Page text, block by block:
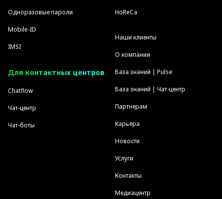
Одноразовые пароли
Mobile-ID
IMSI
Для контактных центров
Chatflow
Чат-центр
Чат-боты
HoReCa
Наши клиенты
О компании
База знаний | Pulse
База знаний | Чат-центр
Партнерам
Карьера
Новости
Услуги
Контакты
Медиацентр